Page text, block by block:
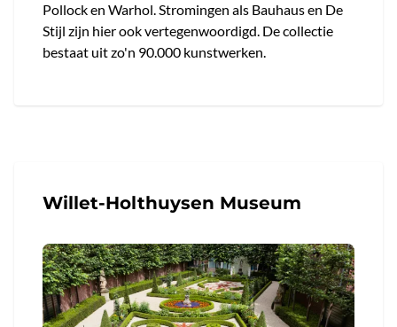
Pollock en Warhol. Stromingen als Bauhaus en De
Stijl zijn hier ook vertegenwoordigd. De collectie
bestaat uit zo'n 90.000 kunstwerken.
Willet-Holthuysen Museum